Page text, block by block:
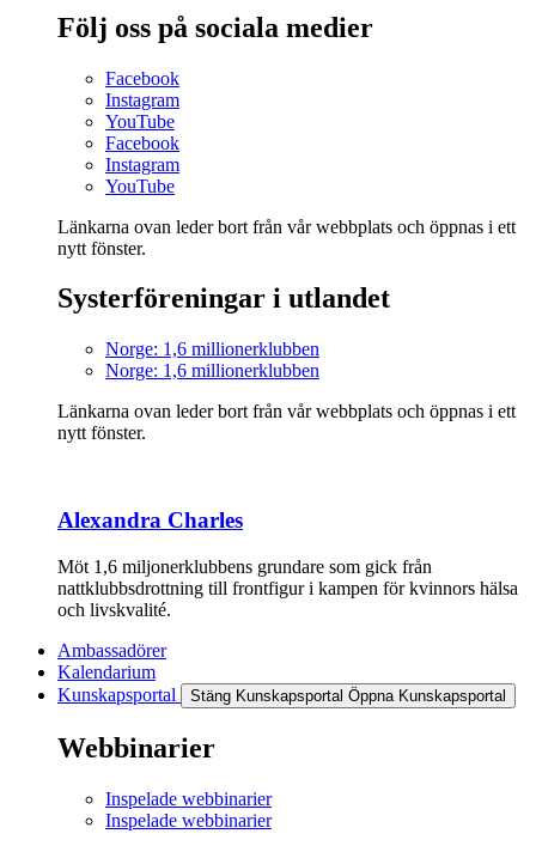
Följ oss på sociala medier
Facebook
Instagram
YouTube
Facebook
Instagram
YouTube
Länkarna ovan leder bort från vår webbplats och öppnas i ett
nytt fönster.
Systerföreningar i utlandet
Norge: 1,6 millionerklubben
Norge: 1,6 millionerklubben
Länkarna ovan leder bort från vår webbplats och öppnas i ett
nytt fönster.
Alexandra Charles
Möt 1,6 miljonerklubbens grundare som gick från
nattklubbsdrottning till frontfigur i kampen för kvinnors hälsa
och livskvalité.
Ambassadörer
Kalendarium
Kunskapsportal
Stäng Kunskapsportal Öppna Kunskapsportal
Webbinarier
Inspelade webbinarier
Inspelade webbinarier